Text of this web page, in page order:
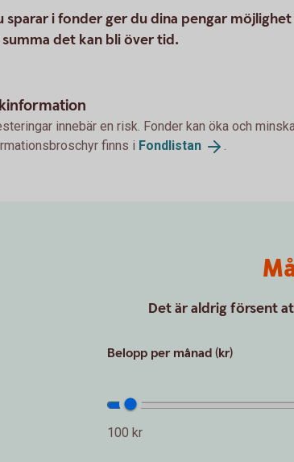
sparar i fonder ger du dina pengar
det kan bli över tid.
innebär en risk. Fonder kan öka och
finns i Fondlistan .
Det är aldrig försent
Belopp per månad (kr)
100 kr